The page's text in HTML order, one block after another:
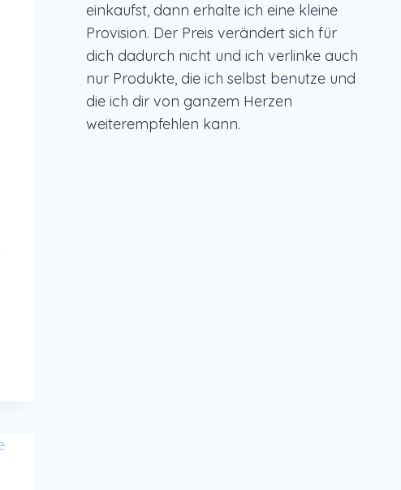
einkaufst, dann erhalte ich eine kleine
Provision. Der Preis verändert sich für
dich dadurch nicht und ich verlinke auch
nur Produkte, die ich selbst benutze und
die ich dir von ganzem Herzen
weiterempfehlen kann.